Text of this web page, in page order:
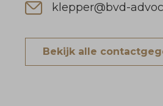
klepper@bvd-
Bekijk alle